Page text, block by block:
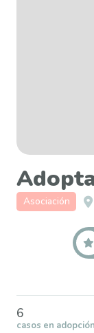
Asociación
6
casos en adopción